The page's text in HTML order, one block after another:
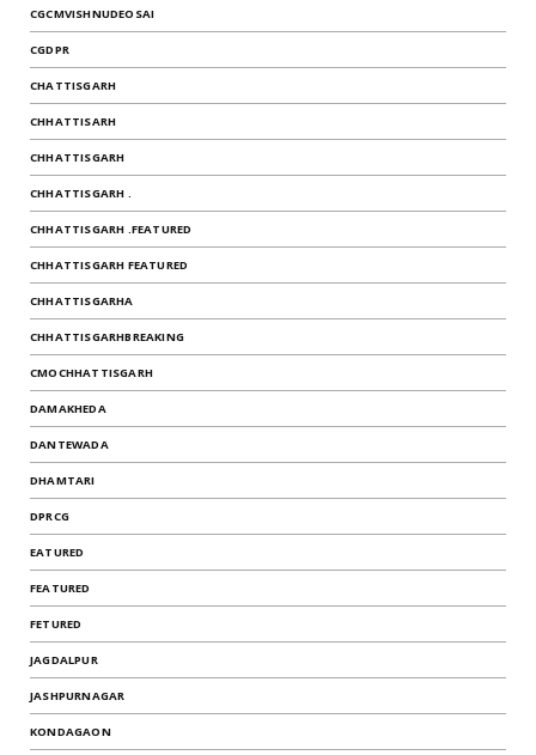
CGCMVISHNUDEOSAI
CGDPR
CHATTISGARH
CHHATTISARH
CHHATTISGARH
CHHATTISGARH .
CHHATTISGARH .FEATURED
CHHATTISGARH FEATURED
CHHATTISGARHA
CHHATTISGARHBREAKING
CMOCHHATTISGARH
DAMAKHEDA
DANTEWADA
DHAMTARI
DPRCG
EATURED
FEATURED
FETURED
JAGDALPUR
JASHPURNAGAR
KONDAGAON